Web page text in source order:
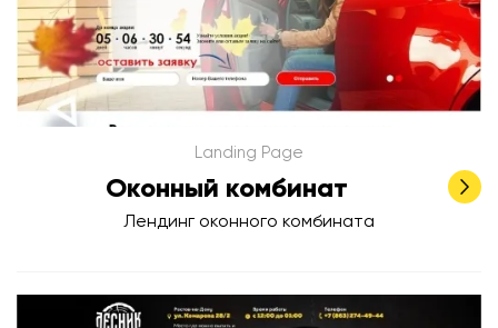
Landing Page
Оконный комбинат
Лендинг оконного комбината